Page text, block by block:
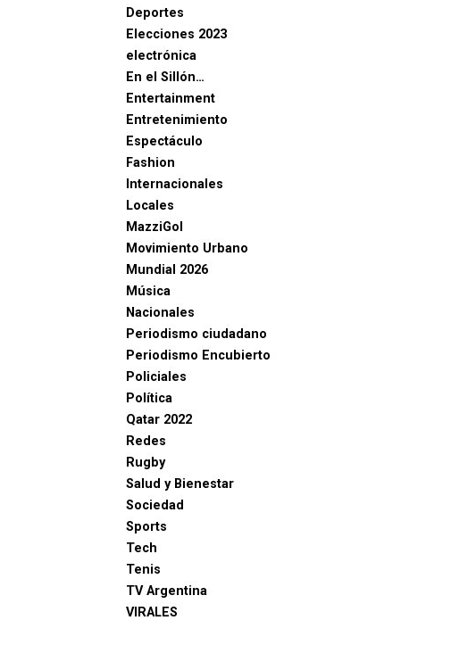
Deportes
Elecciones 2023
electrónica
En el Sillón…
Entertainment
Entretenimiento
Espectáculo
Fashion
Internacionales
Locales
MazziGol
Movimiento Urbano
Mundial 2026
Música
Nacionales
Periodismo ciudadano
Periodismo Encubierto
Policiales
Política
Qatar 2022
Redes
Rugby
Salud y Bienestar
Sociedad
Sports
Tech
Tenis
TV Argentina
VIRALES